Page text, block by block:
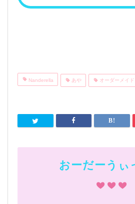
Nanderella あや オーダーメイド
おーだーうぃ